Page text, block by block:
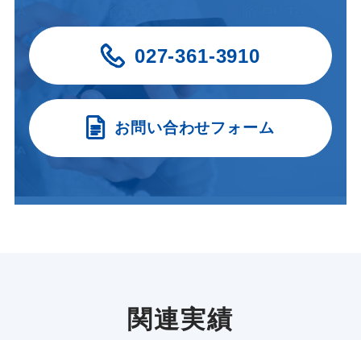
027-361-3910
お問い合わせフォーム
関連実績